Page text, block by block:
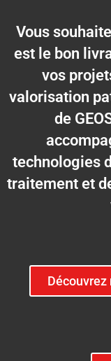
Vous
est le bon
vos
valorisation
de
technologies
traitement et
Découvrez